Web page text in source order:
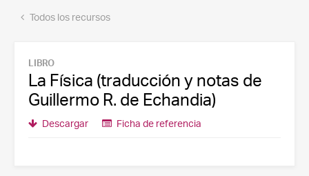
Todos los recursos
LIBRO
La Física (traducción y notas de
Guillermo R. de Echandia)
Descargar Ficha de referencia